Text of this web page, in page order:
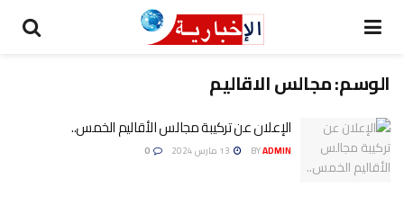
الوسم:مجالس الاقاليم
الإعلان عن تركيبة مجالس الأقاليم الخمس..
BYADMIN